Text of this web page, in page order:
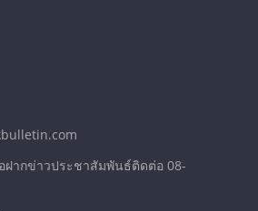
ากข่าวประชาสัมพันธ์ติดต่อ 08-